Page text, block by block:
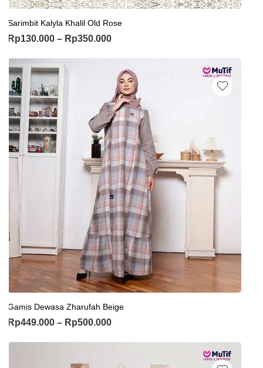
Sarimbit Kalyla Khalil Old Rose
Rp130.000 – Rp350.000
Gamis Dewasa Zharufah Beige
Rp449.000 – Rp500.000